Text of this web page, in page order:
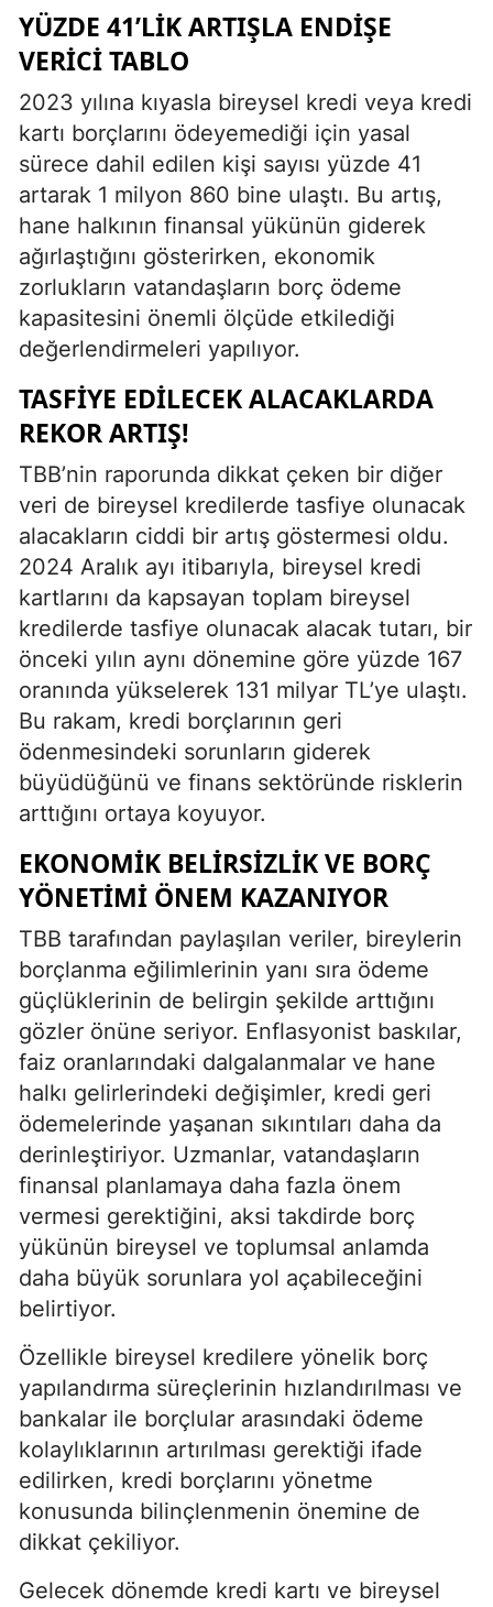
YÜZDE 41’LIK ARTIŞLA ENDIŞE
VERICI TABLO
2023 yılına kıyasla bireysel kredi veya kredi
kartı borçlarını ödeyemediği için yasal
sürece dahil edilen kişi sayısı yüzde 41
artarak 1 milyon 860 bine ulaştı. Bu artış,
hane halkının finansal yükünün giderek
ağırlaştığını gösterirken, ekonomik
zorlukların vatandaşların borç ödeme
kapasitesini önemli ölçüde etkilediği
değerlendirmeleri yapılıyor.
TASFIYE EDILECEK ALACAKLARDA
REKOR ARTIŞ!
TBB’nin raporunda dikkat çeken bir diğer
veri de bireysel kredilerde tasfiye olunacak
alacakların ciddi bir artış göstermesi oldu.
2024 Aralık ayı itibarıyla, bireysel kredi
kartlarını da kapsayan toplam bireysel
kredilerde tasfiye olunacak alacak tutarı, bir
önceki yılın aynı dönemine göre yüzde 167
oranında yükselerek 131 milyar TL’ye ulaştı.
Bu rakam, kredi borçlarının geri
ödenmesindeki sorunların giderek
büyüdüğünü ve finans sektöründe risklerin
arttığını ortaya koyuyor.
EKONOMIK BELIRSIZLIK VE BORÇ
YÖNETIMI ÖNEM KAZANIYOR
TBB tarafından paylaşılan veriler, bireylerin
borçlanma eğilimlerinin yanı sıra ödeme
güçlüklerinin de belirgin şekilde arttığını
gözler önüne seriyor. Enflasyonist baskılar,
faiz oranlarındaki dalgalanmalar ve hane
halkı gelirlerindeki değişimler, kredi geri
ödemelerinde yaşanan sıkıntıları daha da
derinleştiriyor. Uzmanlar, vatandaşların
finansal planlamaya daha fazla önem
vermesi gerektiğini, aksi takdirde borç
yükünün bireysel ve toplumsal anlamda
daha büyük sorunlara yol açabileceğini
belirtiyor.
Özellikle bireysel kredilere yönelik borç
yapılandırma süreçlerinin hızlandırılması ve
bankalar ile borçlular arasındaki ödeme
kolaylıklarının artırılması gerektiği ifade
edilirken, kredi borçlarını yönetme
konusunda bilinçlenmenin önemine de
dikkat çekiliyor.
Gelecek dönemde kredi kartı ve bireysel